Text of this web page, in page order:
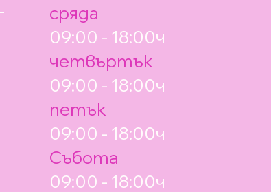
сряда
09:00 - 18:00ч
четвъртък
09:00 - 18:00ч
петък
09:00 - 18:00ч
Събота
09:00 - 18:00ч